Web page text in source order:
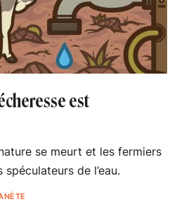
est
se meurt et les fermiers
de l’eau.